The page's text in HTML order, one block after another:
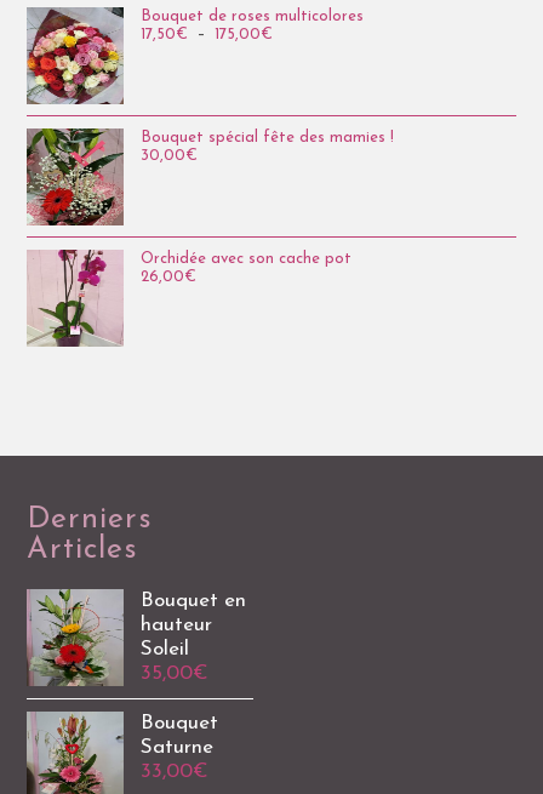
Bouquet de roses multicolores
17,50€ – 175,00€
Bouquet spécial fête des mamies !
30,00€
Orchidée avec son cache pot
26,00€
Derniers
Articles
Bouquet en
hauteur
Soleil
35,00€
Bouquet
Saturne
33,00€